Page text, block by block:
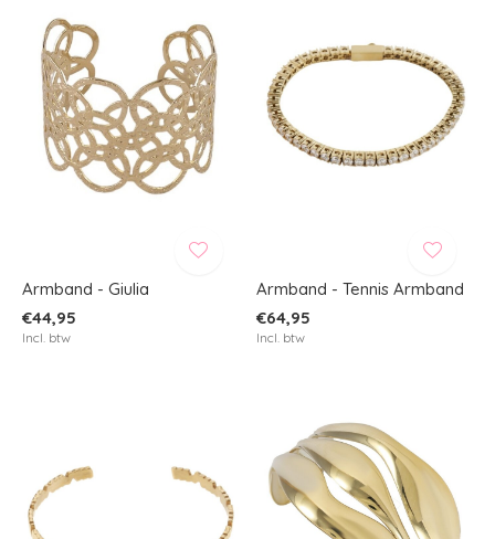
Armband - Giulia
€44,95
Incl. btw
Armband - Tennis Armband
€64,95
Incl. btw